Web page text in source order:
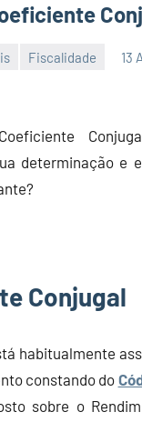
Fiscalidade
13
determinação e
Conjugal
habitualmente
constando do
sobre o